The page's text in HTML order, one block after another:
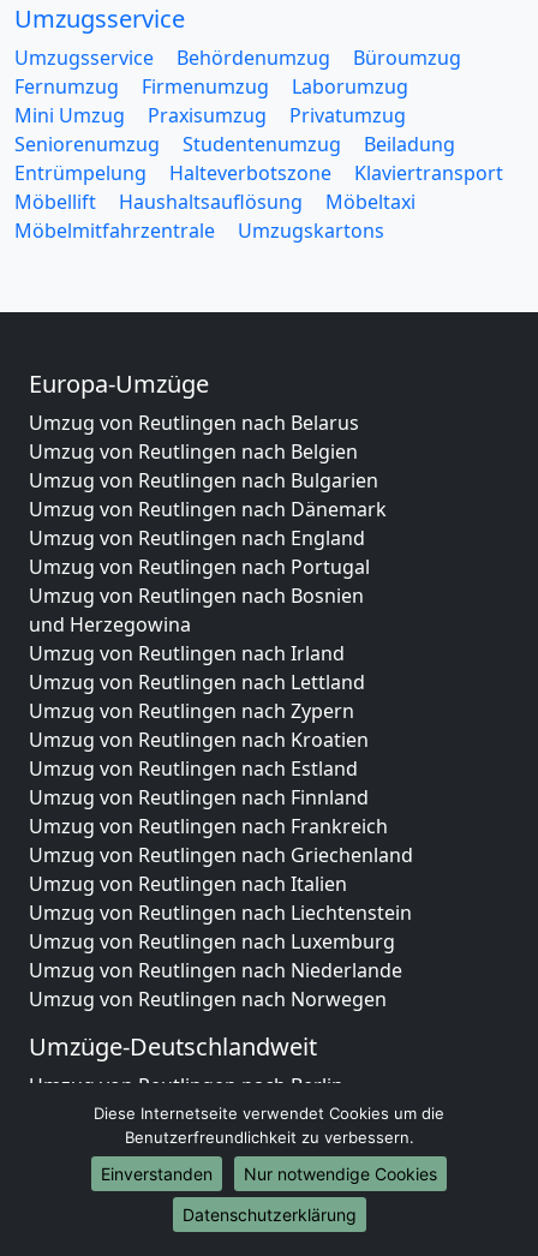
Umzugsservice
Umzugsservice Behördenumzug
Büroumzug
Fernumzug
Firmenumzug
Laborumzug
Mini Umzug
Praxisumzug
Privatumzug
Seniorenumzug
Studentenumzug
Beiladung
Entrümpelung
Halteverbotszone
Klaviertransport
Möbellift
Haushaltsauflösung
Möbeltaxi
Möbelmitfahrzentrale
Umzugskartons
Europa-Umzüge
Umzug von Reutlingen nach Belarus
Umzug von Reutlingen nach Belgien
Umzug von Reutlingen nach Bulgarien
Umzug von Reutlingen nach Dänemark
Umzug von Reutlingen nach England
Umzug von Reutlingen nach Portugal
Umzug von Reutlingen nach Bosnien
und Herzegowina
Umzug von Reutlingen nach Irland
Umzug von Reutlingen nach Lettland
Umzug von Reutlingen nach Zypern
Umzug von Reutlingen nach Kroatien
Umzug von Reutlingen nach Estland
Umzug von Reutlingen nach Finnland
Umzug von Reutlingen nach Frankreich
Umzug von Reutlingen nach Griechenland
Umzug von Reutlingen nach Italien
Umzug von Reutlingen nach Liechtenstein
Umzug von Reutlingen nach Luxemburg
Umzug von Reutlingen nach Niederlande
Umzug von Reutlingen nach Norwegen
Umzüge-Deutschlandweit
Umzug von Reutlingen nach Berlin
Umzug von Reutlingen nach Hamburg
Umzug von Reutlingen nach München
Umzug von Reutlingen nach Köln
Umzug von Reutlingen nach Frankfurt am Main
Umzug von Reutlingen nach Stuttgart
Diese Internetseite verwendet Cookies um die
Benutzerfreundlichkeit zu verbessern.
Einverstanden
Nur notwendige Cookies
Datenschutzerklärung